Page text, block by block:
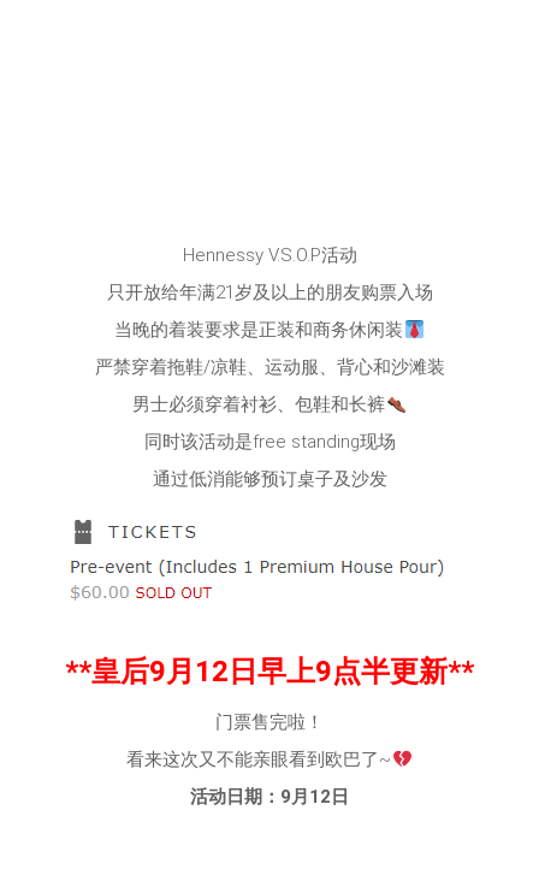
Hennessy V.S.O.P活动
只开放给年满21岁及以上的朋友购票入场
当晚的着装要求是正装和商务休闲装
严禁穿着拖鞋/凉鞋、运动服、背心和沙滩装
男士必须穿着衬衫、包鞋和长裤
同时该活动是free standing现场
通过低消能够预订桌子及沙发
**皇后9月12日早上9点半更新**
门票售完啦！
看来这次又不能亲眼看到欧巴了~
活动日期：9月12日